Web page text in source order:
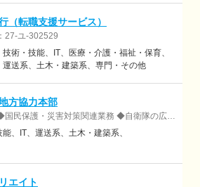
（転職支援サービス）
27-ユ-302529
技術・技能 IT
医療・介護・福祉・保育
運送系 土木・建築系 専門・その他
方協力本部
民保護・災害対策関連業務 ◆自衛隊の広報
口業務 ◆退職予定自衛官の再就職援護 ◆予
能 IT 運送系
土木・建築系
エイト